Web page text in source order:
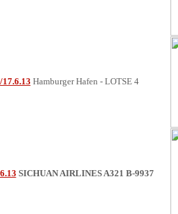
17.6.13 Hamburger Hafen - LOTSE 4
SICHUAN AIRLINES A321 B-9937